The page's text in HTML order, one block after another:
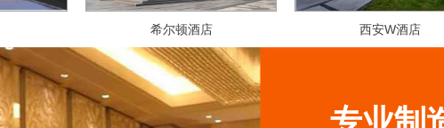
希尔顿酒店 西安W酒店